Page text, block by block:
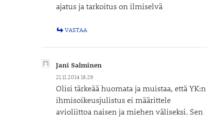
ajatus ja tarkoitus on ilmiselvä
VASTAA
Jani Salminen
21.11.2014 18:29
Olisi tärkeää huomata ja muistaa, että YK:n
ihmisoikeusjulistus ei määrittele
avioliittoa naisen ja miehen väliseksi. Sen